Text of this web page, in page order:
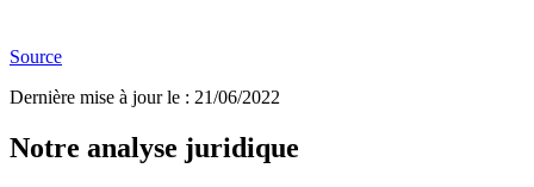
Source
Dernière mise à jour le : 21/06/2022
Notre analyse juridique